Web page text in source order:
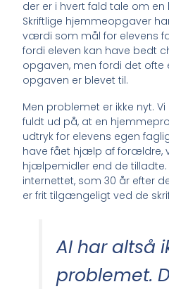
der er i hvert fald tale om en
Skriftlige hjemmeopgaver
værdi som mål for elevens
fordi eleven kan have bedt
opgaven, men fordi det ofte
opgaven er blevet til.
Men problemet er ikke nyt.
fuldt ud på, at en
udtryk for elevens egen
have fået hjælp af forældre,
hjælpemidler end de tilladte.
internettet, som 30 år efter
er frit tilgængeligt ved de
AI har altså
problemet.